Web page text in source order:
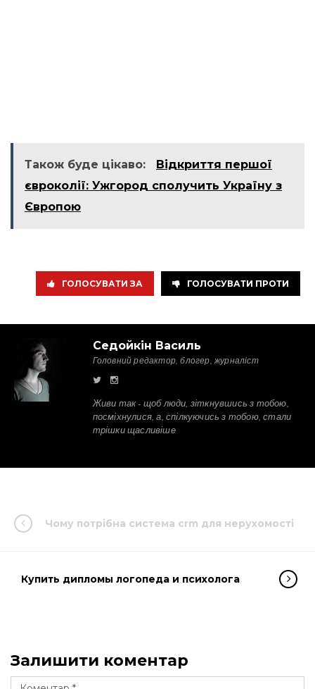
Також буде цікаво:
Відкриття першої
євроколії: Ужгород сполучить Україну з
Європою
ГОЛОСУВАТИ ЗА ГОЛОСУВАТИ ПРОТИ
Седойкін Василь
Головний редактор, блогер, журналіст
Живи так - щоб люди, зіткнувшись з тобою,
посміхнулися, а, спілкуючись з тобою, стали
трішки щасливіше
Чому потрібна система crm для нерухомості
Купить дипломы логопеда и психолога
Залишити коментар